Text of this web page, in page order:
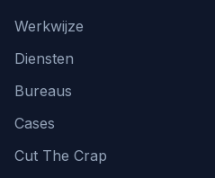
Werkwijze
Diensten
Bureaus
Cases
Cut The Crap